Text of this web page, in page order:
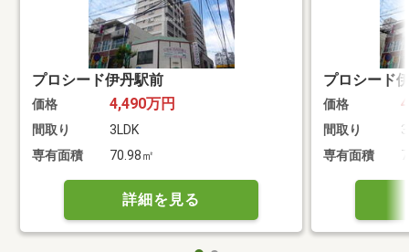
プロシード伊丹駅前
価格 4,490万円
間取り
3LDK
専有面積
70.98㎡
詳細を見る
プロシード
価格
間取り
専有面積